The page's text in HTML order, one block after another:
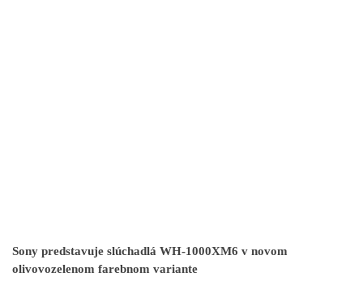
Sony predstavuje slúchadlá WH-1000XM6 v novom
olivovozelenom farebnom variante